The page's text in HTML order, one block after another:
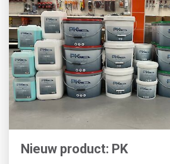
Nieuw product: PK